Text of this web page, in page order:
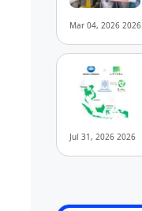
Mar 04, 2026 2026
Jul 31, 2026 2026